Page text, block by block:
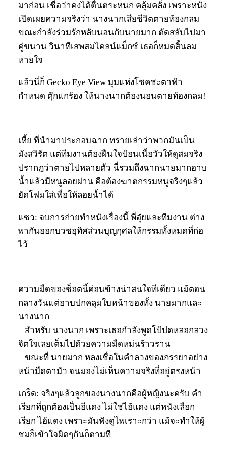
มาก่อน เชื่อว่าคงได้ตื่นตระหนก คลุ้มคลั่ง เพราะหนัง
เปิดเผยความจริงว่า นางนากเสียชีวิตตายท้องกลม
ขณะกำลังร่วมรักหลับนอนกับนายมาก ตัดสลับไปมา
คู่ขนาน วินาทีเสพสมไคลน์แม็กซ์ เธอก็หมดสิ้นลม
หายใจ
แล้วนี่ก็ Gecko Eye View มุมแห่งโชคชะตาฟ้า
กำหนด ตุ๊กแกร้อง ให้นางนากต้องนอนตายท้องกลม!
เหี้ย ที่นำมาประกอบฉาก ทรายเล่าว่าพวกมันเป็น
มังสวิรัต แต่ทีมงานต้องฝืนใจป้อนเนื้อวัวให้ดูสมจริง
ปรากฎว่าตายไปหลายตัว นี่รวมถึงฉากนายมากอาบ
น้ำแล้วมีหนูลอยผ่าน คือต้องฆาตกรรมหนูจริงๆแล้ว
ยัดโฟมใส่เพื่อให้ลอยน้ำได้
แซว: จบการถ่ายทำหนังเรื่องนี้ พี่อุ๋ยและทีมงาน ต่าง
พากันออกบวชอุทิศส่วนบุญกุศลให้กรรมทั้งหมดที่ก่อ
ไว้
ความมืดของช็อตนี้ค่อนข้างน่าสนใจทีเดียว แม้ตอน
กลางวันแต่อาบปกคลุมใบหน้าของทั้ง นายมากและ
นางนาก
– สำหรับ นางนาก เพราะเธอกำลังพูดโป้ปดหลอกลวง
จิตใจเลยเต็มไปด้วยความมืดหม่นร้าวราน
– ขณะที่ นายมาก หลงเชื่อในคำลวงของภรรยาอย่าง
หน้ามืดตามัว จนมองไม่เห็นความจริงที่อยู่ตรงหน้า
เกร็ด: จริงๆแล้วลูกของนางนากคือผู้หญิงนะครับ คำ
เรียกที่ถูกต้องเป็นอีแดง ไม่ใช่ไอ้แดง แต่หนังเลือก
เรียก ไอ้แดง เพราะมันฟังดูไพเราะกว่า แม้จะทำให้ผู้
ชมก็เข้าใจผิดๆกันก็ตามที